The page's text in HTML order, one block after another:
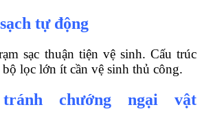
tự động
sạc thuận tiện vệ sinh. Cấu trúc
lọc lớn ít cần vệ sinh thủ công.
chướng ngại vật